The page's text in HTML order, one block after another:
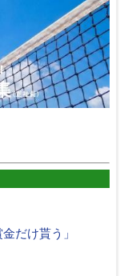
だけ貰う」